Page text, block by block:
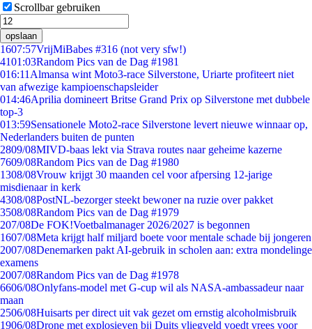
Scrollbar gebruiken
opslaan
1607:57VrijMiBabes #316 (not very sfw!)
4101:03Random Pics van de Dag #1981
016:11 Almansa wint Moto3-race Silverstone, Uriarte profiteert niet
van afwezige kampioenschapsleider
014:46Aprilia domineert Britse Grand Prix op Silverstone met dubbele
top-3
013:59Sensationele Moto2-race Silverstone levert nieuwe winnaar op,
Nederlanders buiten de punten
2809/08MIVD-baas lekt via Strava routes naar geheime kazerne
7609/08Random Pics van de Dag #1980
1308/08Vrouw krijgt 30 maanden cel voor afpersing 12-jarige
misdienaar in kerk
4308/08PostNL-bezorger steekt bewoner na ruzie over pakket
3508/08Random Pics van de Dag #1979
207/08De FOK!Voetbalmanager 2026/2027 is begonnen
1607/08Meta krijgt half miljard boete voor mentale schade bij jongeren
2007/08Denemarken pakt AI-gebruik in scholen aan: extra mondelinge
examens
2007/08Random Pics van de Dag #1978
6606/08Onlyfans-model met G-cup wil als NASA-ambassadeur naar
maan
2506/08Huisarts per direct uit vak gezet om ernstig alcoholmisbruik
1906/08Drone met explosieven bij Duits vliegveld voedt vrees voor